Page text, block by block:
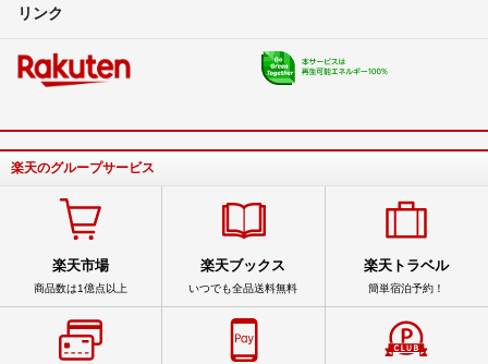
リンク
楽天のグループサービス
楽天市場
商品数は1億点以上
楽天ブックス
いつでも全品送料無料
楽天トラベル
簡単宿泊予約！